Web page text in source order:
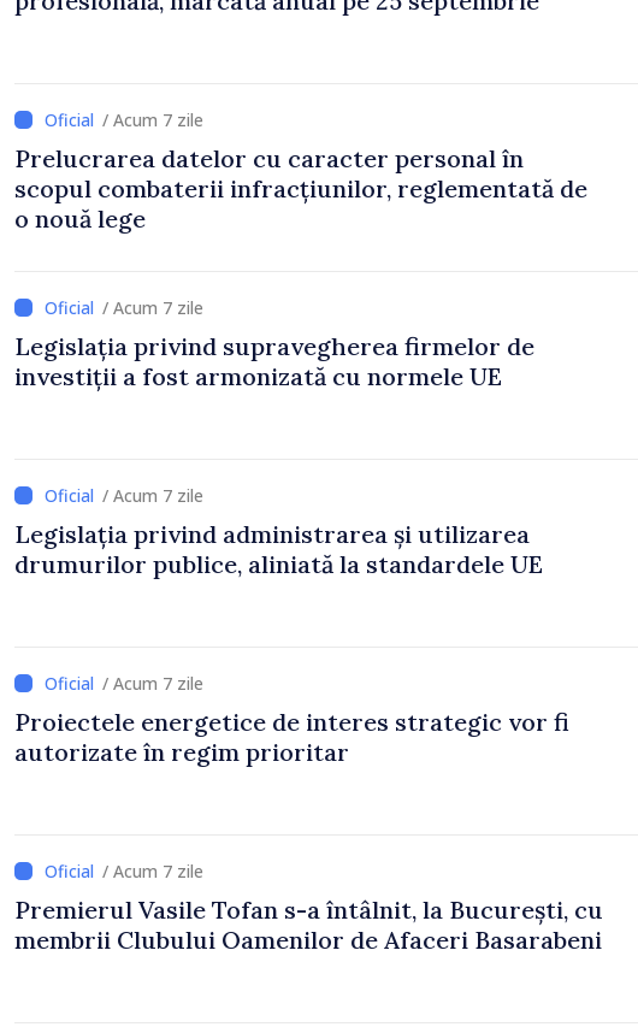
/ Acum 7 zile
Prelucrarea datelor cu caracter personal în
scopul combaterii infracțiunilor, reglementată de
o nouă lege
/ Acum 7 zile
Legislația privind supravegherea firmelor de
investiții a fost armonizată cu normele UE
/ Acum 7 zile
Legislația privind administrarea și utilizarea
drumurilor publice, aliniată la standardele UE
/ Acum 7 zile
Proiectele energetice de interes strategic vor fi
autorizate în regim prioritar
/ Acum 7 zile
Premierul Vasile Tofan s-a întâlnit, la București, cu
membrii Clubului Oamenilor de Afaceri Basarabeni